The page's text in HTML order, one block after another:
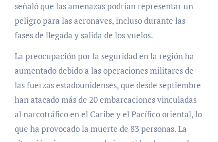
señaló que las amenazas podrían representar un
peligro para las aeronaves, incluso durante las
fases de llegada y salida de los vuelos.
La preocupación por la seguridad en la región ha
aumentado debido a las operaciones militares de
las fuerzas estadounidenses, que desde septiembre
han atacado más de 20 embarcaciones vinculadas
al narcotráfico en el Caribe y el Pacífico oriental, lo
que ha provocado la muerte de 83 personas. La